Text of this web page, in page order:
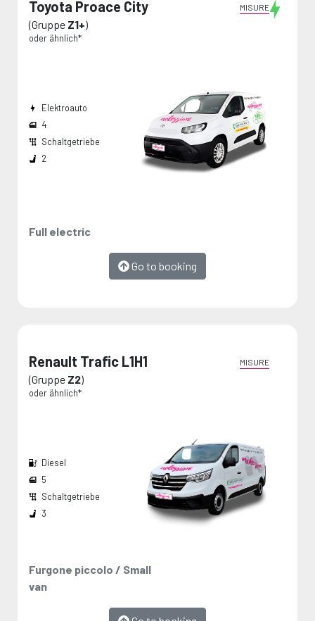
Toyota Proace City
(Gruppe Z1+)
oder ähnlich*
Full electric
MISURE
Go to booking
Elektroauto
4
Schaltgetriebe
2
Renault Trafic L1H1
(Gruppe Z2)
oder ähnlich*
Furgone piccolo / Small
van
MISURE
Diesel
5
Schaltgetriebe
3